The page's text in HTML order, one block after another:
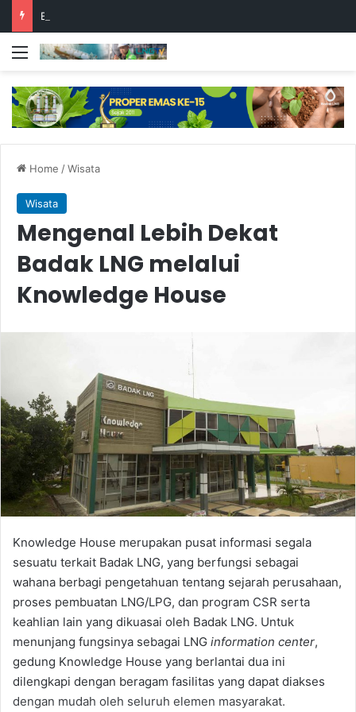
Menu
Home /Wisata
Wisata
Mengenal Lebih Dekat
Badak LNG melalui
Knowledge House
Knowledge House merupakan pusat informasi segala
sesuatu terkait Badak LNG, yang berfungsi sebagai
wahana berbagi pengetahuan tentang sejarah perusahaan,
proses pembuatan LNG/LPG, dan program CSR serta
keahlian lain yang dikuasai oleh Badak LNG. Untuk
menunjang fungsinya sebagai LNG information center,
gedung Knowledge House yang berlantai dua ini
dilengkapi dengan beragam fasilitas yang dapat diakses
dengan mudah oleh seluruh elemen masyarakat.